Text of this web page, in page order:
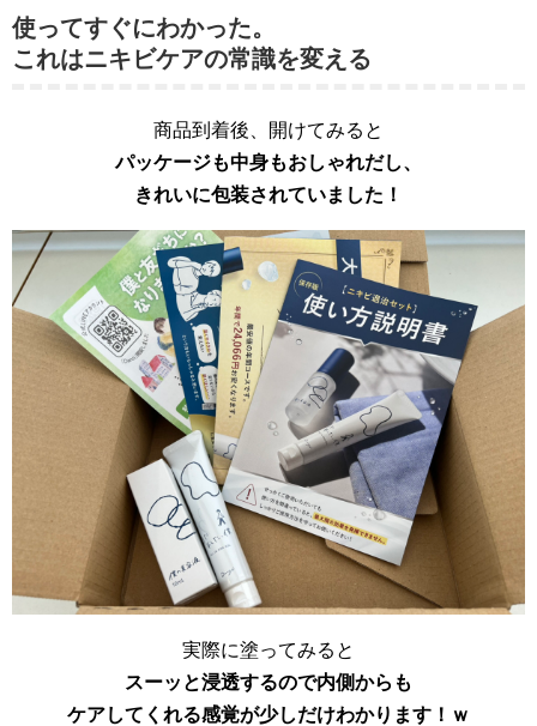
使ってすぐにわかった。
これはニキビケアの常識を変える
商品到着後、開けてみると
パッケージも中身もおしゃれだし、
きれいに包装されていました！
実際に塗ってみると
スーッと浸透するので内側からも
ケアしてくれる感覚が少しだけわかります！ｗ